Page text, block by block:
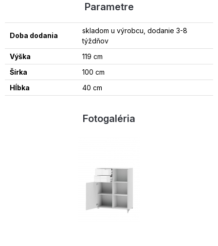
Parametre
Doba dodania
skladom u výrobcu, dodanie 3-8
týždňov
Výška
119 cm
Šírka
100 cm
Hĺbka
40 cm
Fotogaléria